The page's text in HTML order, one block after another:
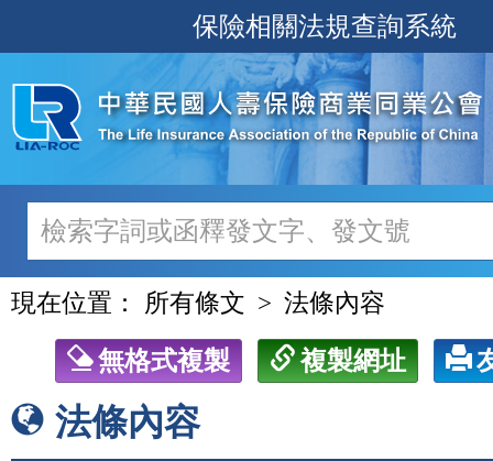
至
主
內
容
保險相關法規查詢系統
現在位置： 所有條文 法條內容
無格式複製 複製網址
法條內容